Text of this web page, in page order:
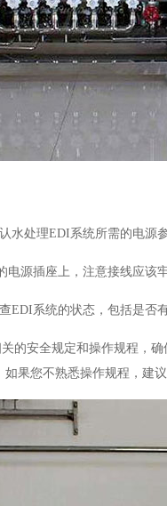
水处理EDI系统所需的电源
电源插座上，注意接线应该
EDI系统的状态，包括是否
的安全规定和操作规程，
果您不熟悉操作规程，建